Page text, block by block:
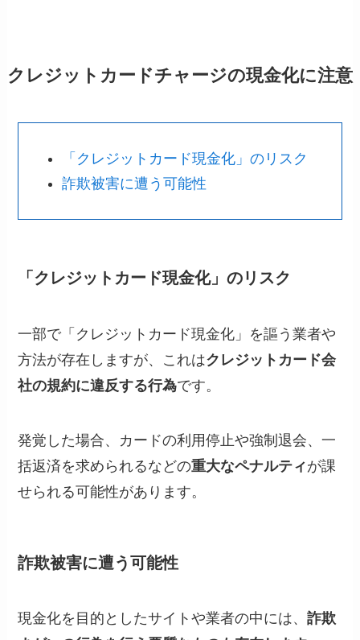
クレジットカードチャージの現金化に注意
「クレジットカード現金化」のリスク
詐欺被害に遭う可能性
「クレジットカード現金化」のリスク
一部で「クレジットカード現金化」を謳う業者や
方法が存在しますが、これはクレジットカード会
社の規約に違反する行為です。
発覚した場合、カードの利用停止や強制退会、一
括返済を求められるなどの重大なペナルティが課
せられる可能性があります。
詐欺被害に遭う可能性
現金化を目的としたサイトや業者の中には、詐欺